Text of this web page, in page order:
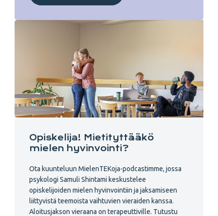
Opiskelija! Mietityttääkö
mielen hyvinvointi?
Ota kuunteluun MielenTEKoja-podcastimme, jossa
psykologi Samuli Shintami keskustelee
opiskelijoiden mielen hyvinvointiin ja jaksamiseen
liittyvistä teemoista vaihtuvien vieraiden kanssa.
Aloitusjakson vieraana on terapeuttiville. Tutustu